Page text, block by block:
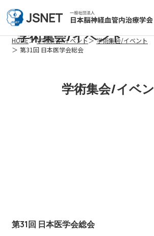
学術集会/イベント
HOME 学術集会/イベント
学術集会/イベント
第31回 日本医学会総会
学術集会/イベ
第31回 日本医学会総会